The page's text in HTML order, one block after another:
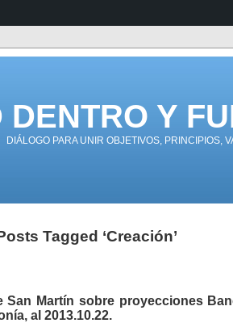
DENTRO Y
DIÁLOGO PARA UNIR OBJETIVOS, PRINCIPIOS,
Tagged ‘Creación’
San Martín sobre proyecciones
al 2013.10.22.